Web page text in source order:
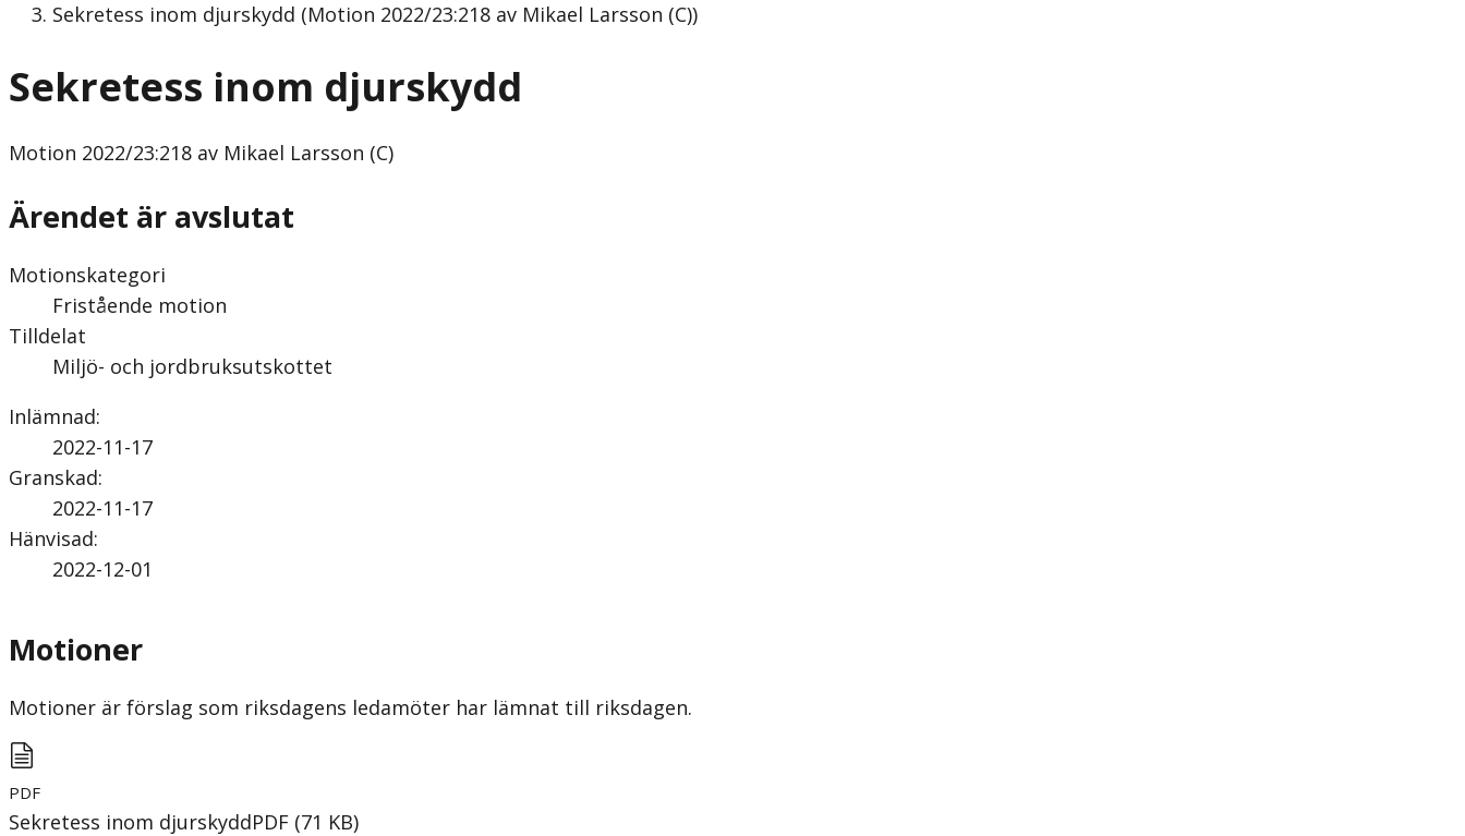
Sekretess inom djurskydd (Motion 2022/23:218 av Mikael Larsson (C))
Sekretess inom djurskydd
Motion 2022/23:218 av Mikael Larsson (C)
Ärendet är avslutat
Motionskategori
Fristående motion
Tilldelat
Miljö- och jordbruksutskottet
Inlämnad:
2022-11-17
Granskad:
2022-11-17
Hänvisad:
2022-12-01
Motioner
Motioner är förslag som riksdagens ledamöter har lämnat till riksdagen.
PDF
Sekretess inom djurskyddPDF (71 KB)